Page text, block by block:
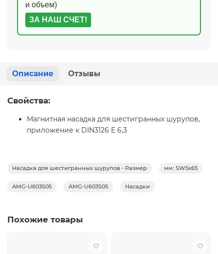
и объем)
ЗА НАШ СЧЕТ!
Описание Отзывы
Свойства:
Магнитная насадка для шестигранных шурупов,
приложение к DIN3126 E 6,3
Насадка для шестигранных шурупов - Размер мм: SW5x65
AMG-U603S05 AMG-U603S05 Насадки
Похожие товары